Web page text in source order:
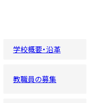
学校概要・沿革
教職員の募集